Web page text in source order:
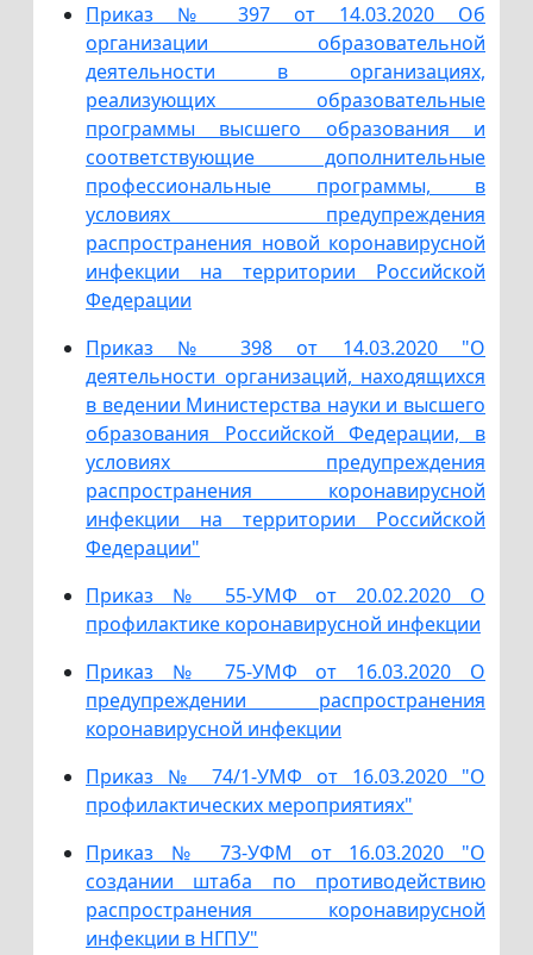
Приказ № 397 от 14.03.2020 Об
организации образовательной
деятельности в организациях,
реализующих образовательные
программы высшего образования и
соответствующие дополнительные
профессиональные программы, в
условиях предупреждения
распространения новой коронавирусной
инфекции на территории Российской
Федерации
Приказ № 398 от 14.03.2020 "О
деятельности организаций, находящихся
в ведении Министерства науки и высшего
образования Российской Федерации, в
условиях предупреждения
распространения коронавирусной
инфекции на территории Российской
Федерации"
Приказ № 55-УМФ от 20.02.2020 О
профилактике коронавирусной инфекции
Приказ № 75-УМФ от 16.03.2020 О
предупреждении распространения
коронавирусной инфекции
Приказ № 74/1-УМФ от 16.03.2020 "О
профилактических мероприятиях"
Приказ № 73-УФМ от 16.03.2020 "О
создании штаба по противодействию
распространения коронавирусной
инфекции в НГПУ"